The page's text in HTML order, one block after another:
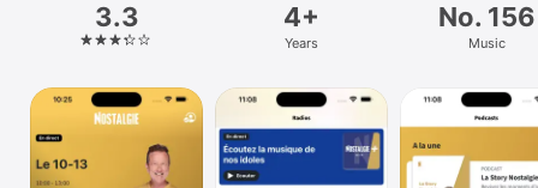
Platform
iPhone
iPad
Watch
3.3 4+
Years
No. 156
Music